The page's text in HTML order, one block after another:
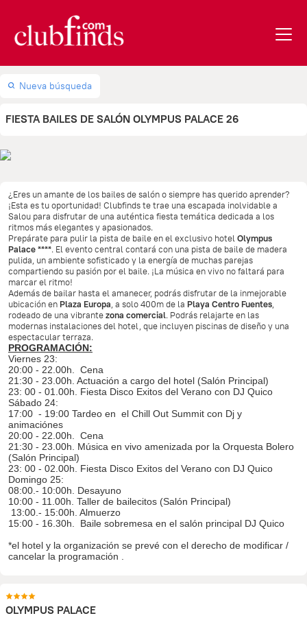
Nueva búsqueda
FIESTA BAILES DE SALÓN OLYMPUS PALACE 26
¿Eres un amante de los bailes de salón o siempre has querido aprender?
¡Esta es tu oportunidad! Clubfinds te trae una escapada inolvidable a
Salou para disfrutar de una auténtica fiesta temática dedicada a los
ritmos más elegantes y apasionados.
Prepárate para pulir la pista de baile en el exclusivo hotel Olympus
Palace ****. El evento central contará con una pista de baile de madera
pulida, un ambiente sofisticado y la energía de muchas parejas
compartiendo su pasión por el baile. ¡La música en vivo no faltará para
marcar el ritmo!
Además de bailar hasta el amanecer, podrás disfrutar de la inmejorable
ubicación en Plaza Europa , a solo 400m de la Playa Centro Fuentes
rodeado de una vibrantezona comercial. Podrás relajarte en las
modernas instalaciones del hotel, que incluyen piscinas de diseño y una
espectacular terraza.
PROGRAMACIÓN:
Viernes 23:
20:00 - 22.00h. Cena
21:30 - 23.00h. Actuación a cargo del hotel (Salón Principal)
23: 00 - 01.00h. Fiesta Disco Exitos del Verano con DJ Quico
Sábado 24:
17:00 - 19:00 Tardeo en el Chill Out Summit con Dj y
animaciónes
20:00 - 22.00h. Cena
21:30 - 23.00h. Música en vivo amenizada por la Orquesta Bolero
(Salón Principal)
23: 00 - 02.00h. Fiesta Disco Exitos del Verano con DJ Quico
Domingo 25:
08:00.- 10:00h. Desayuno
10:00 - 11.00h. Taller de bailecitos (Salón Principal)
13:00.- 15:00h. Almuerzo
15:00 - 16.30h. Baile sobremesa en el salón principal DJ Quico
*el hotel y la organización se prevé con el derecho de modificar /
cancelar la programación .
OLYMPUS PALACE